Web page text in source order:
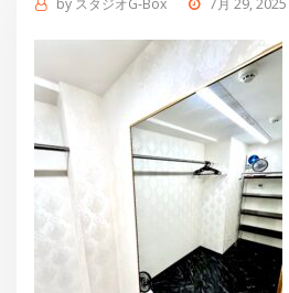
by スタジオG-Box 7月 29, 2025